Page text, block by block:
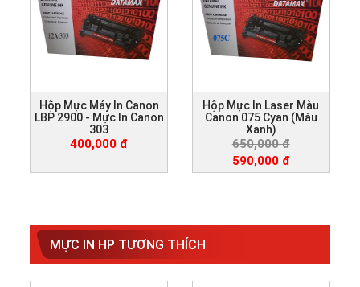
Hộp Mực Máy In Canon
LBP 2900 - Mực In Canon
303
400,000 đ
Hộp Mực In Laser Màu
Canon 075 Cyan (Màu
Xanh)
650,000 đ
590,000 đ
MỰC IN HP TƯƠNG THÍCH